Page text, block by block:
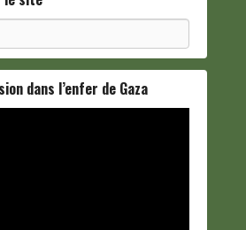
dans l’enfer de Gaza